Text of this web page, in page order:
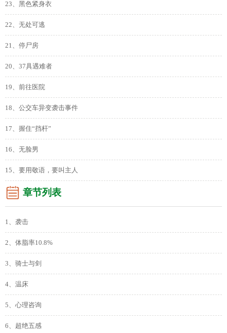
23、黑色紧身衣
22、无处可逃
21、停尸房
20、37具遇难者
19、前往医院
18、公交车异变袭击事件
17、握住“挡杆”
16、无脸男
15、要用敬语，要叫主人
章节列表
1、袭击
2、体脂率10.8%
3、骑士与剑
4、温床
5、心理咨询
6、超绝五感